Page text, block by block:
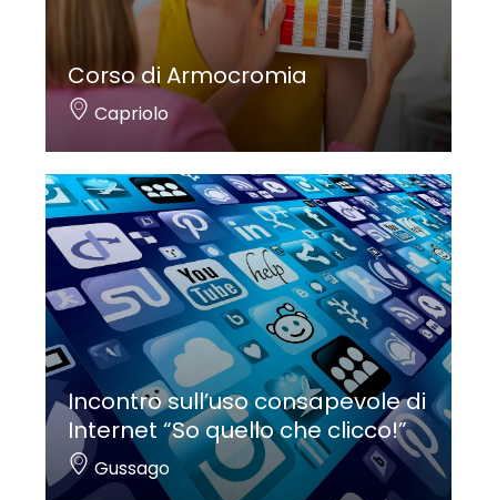
Corso di Armocromia
Capriolo
Incontro sull’uso consapevole di
Internet “So quello che clicco!”
Gussago